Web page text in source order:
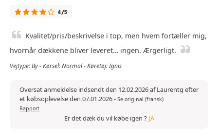
4/5
Kvalitet/pris/beskrivelse i top, men hvem fortæller mig,
hvornår dækkene bliver leveret… ingen. Ærgerligt.
Vejtype: By - Kørsel: Normal - Køretøj: Ignis
Oversat anmeldelse indsendt den 12.02.2026 af Laurentg efter
et købsoplevelse den 07.01.2026- Se original (fransk)
Rapport
Er det dæk du vil købe igen ? JA